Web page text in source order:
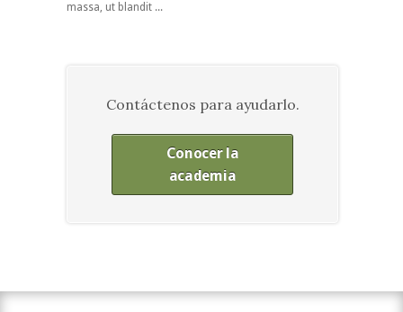
massa, ut blandit ...
Contáctenos para ayudarlo.
Conocer la
academia